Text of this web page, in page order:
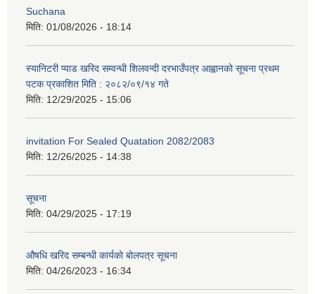
Suchana
मिति: 01/08/2026 - 18:14
स्यानिटरी प्याड खरिद सम्वन्धी शिलवन्दी दरभाउँपत्र आह्वानको सूचना प्रथम
पटक प्रकाशित मिति : २०८२/०९/१४ गते
मिति: 12/29/2025 - 15:06
invitation For Sealed Quatation 2082/2083
मिति: 12/26/2025 - 14:38
सूचना
मिति: 04/29/2025 - 17:19
औषधि खरिद सम्बन्धी कार्यको बोलपत्र सूचना
मिति: 04/26/2023 - 16:34